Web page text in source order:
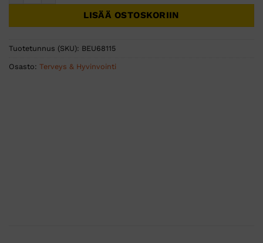
LISÄÄ OSTOSKORIIN
Tuotetunnus (SKU): BEU68115
Osasto: Terveys & Hyvinvointi